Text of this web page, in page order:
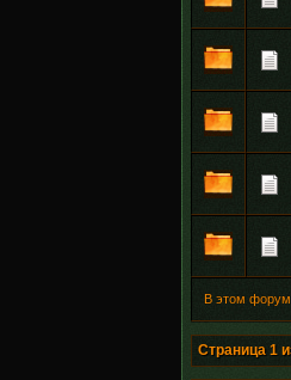
В этом
Страница 1